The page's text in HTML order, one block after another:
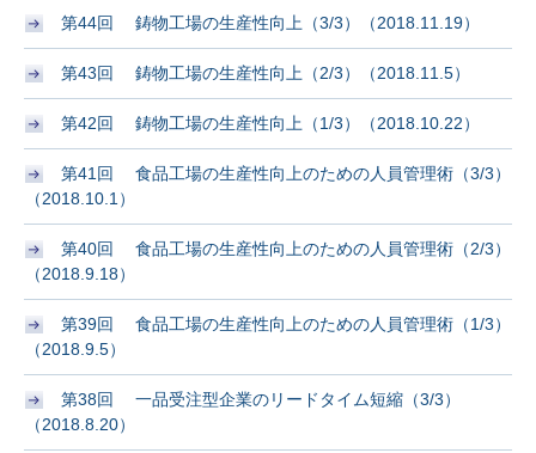
第44回 鋳物工場の生産性向上（3/3）（2018.11.19）
第43回 鋳物工場の生産性向上（2/3）（2018.11.5）
第42回 鋳物工場の生産性向上（1/3）（2018.10.22）
第41回 食品工場の生産性向上のための人員管理術（3/3）
（2018.10.1）
第40回 食品工場の生産性向上のための人員管理術（2/3）
（2018.9.18）
第39回 食品工場の生産性向上のための人員管理術（1/3）
（2018.9.5）
第38回 一品受注型企業のリードタイム短縮（3/3）
（2018.8.20）